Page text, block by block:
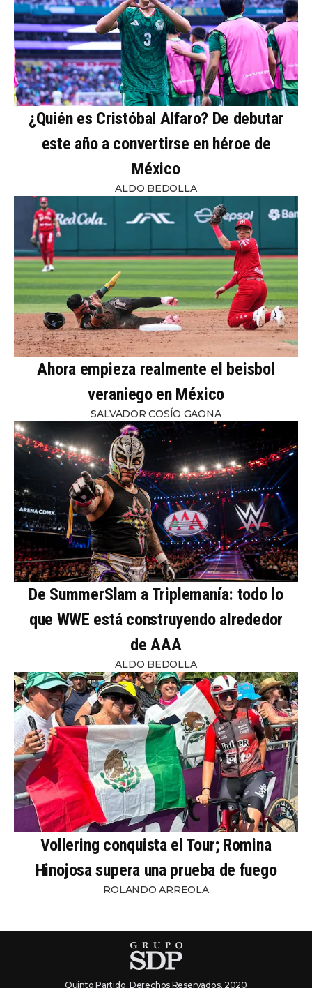
¿Quién es Cristóbal Alfaro? De debutar
este año a convertirse en héroe de
México
ALDO BEDOLLA
Ahora empieza realmente el beisbol
veraniego en México
SALVADOR COSÍO GAONA
De SummerSlam a Triplemanía: todo lo
que WWE está construyendo alrededor
de AAA
ALDO BEDOLLA
Vollering conquista el Tour; Romina
Hinojosa supera una prueba de fuego
ROLANDO ARREOLA
Quinto Partido. Derechos Reservados. 2020